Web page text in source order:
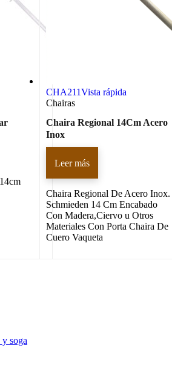
CHA211Vista rápida
Chairas
Chaira Regional 14Cm Acero
Inox
Leer más
Chaira Regional De Acero Inox.
Schmieden 14 Cm Encabado
Con Madera,Ciervo u Otros
Materiales Con Porta Chaira De
Cuero Vaqueta
soga